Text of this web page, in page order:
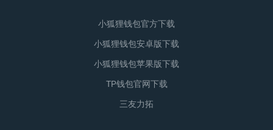
小狐狸钱包官方下载
小狐狸钱包安卓版下载
小狐狸钱包苹果版下载
TP钱包官网下载
三友力拓